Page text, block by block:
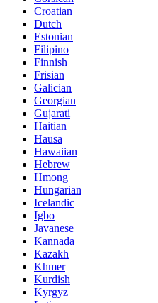
Croatian
Dutch
Estonian
Filipino
Finnish
Frisian
Galician
Georgian
Gujarati
Haitian
Hausa
Hawaiian
Hebrew
Hmong
Hungarian
Icelandic
Igbo
Javanese
Kannada
Kazakh
Khmer
Kurdish
Kyrgyz